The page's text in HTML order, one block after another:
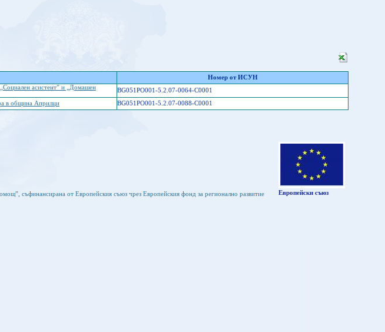
Номер от ИСУН
асистент” и „Домашен
BG051PO001-5.2.07-0064-C0001
в община Априлци
BG051PO001-5.2.07-0088-C0001
съфинансирана от Европейския съюз чрез Европейския фонд за регионално развитие Европейски съюз